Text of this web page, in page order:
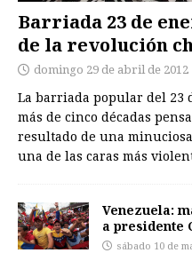
Barriada 23 de
de la revolución
domingo 29 de abril de 2012
La barriada popular del 23
más de cinco décadas
resultado de una
una de las caras más
Venezuela:
a presidente
sábado 10 de